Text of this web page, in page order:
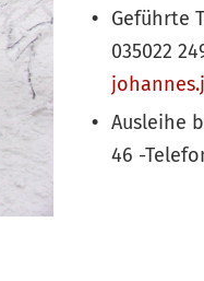
Geführte
035022
Ausleihe
46 -